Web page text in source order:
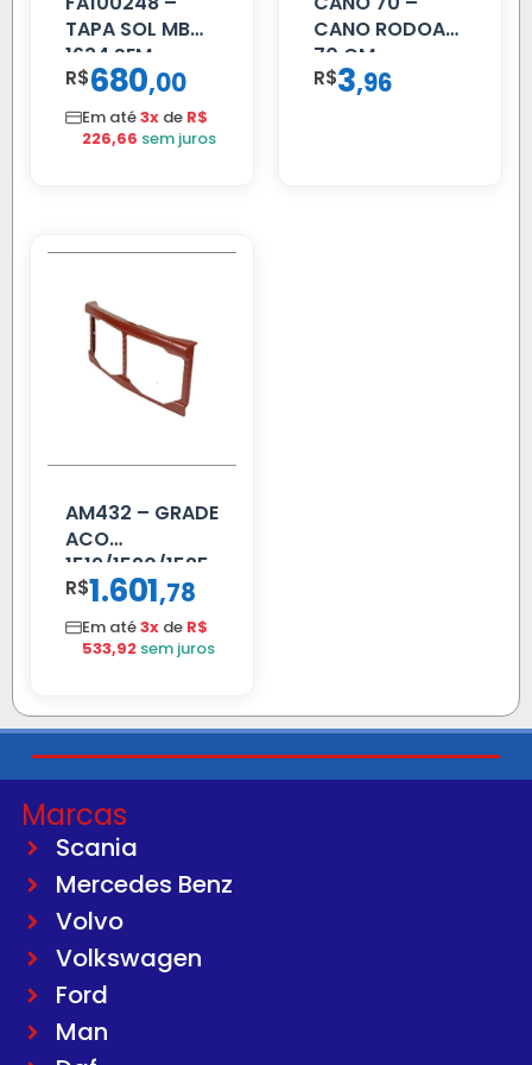
TAPA SOL MB
1634 SEM
SUPORTE FIBRA
R$680,00
Em até3x de R$
226,66 sem juros
CANO RODOAR
70 CM
R$3,96
AM432 – GRADE
ACO
1519/1520/1525
R$1.601,78
Em até3x de R$
533,92 sem juros
Marcas
Scania
Mercedes Benz
Volvo
Volkswagen
Ford
Man